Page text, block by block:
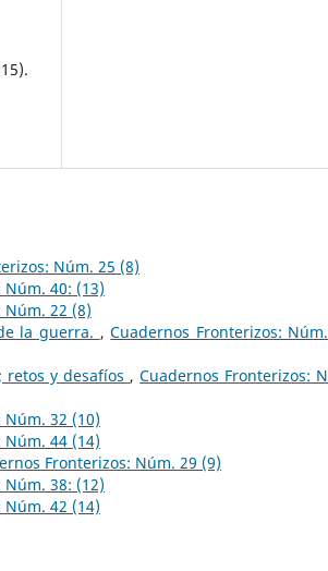
Núm. 25 (8)
40: (13)
22 (8)
la guerra. ,Cuadernos Fronterizos:
retos y desafíos ,Cuadernos Fronterizos:
32 (10)
44 (14)
Fronterizos: Núm. 29 (9)
38: (12)
42 (14)